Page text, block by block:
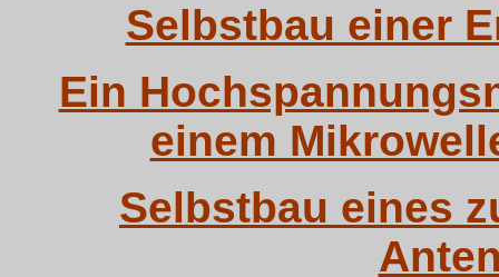
Selbstbau einer
Ein
einem
Selbstbau eines